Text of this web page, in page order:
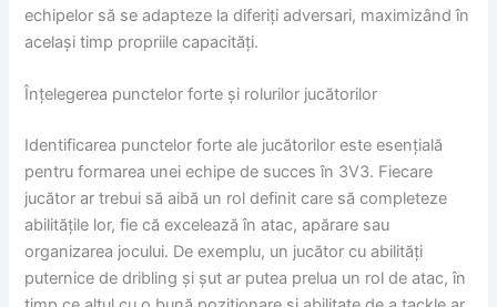
echipelor să se adapteze la diferiți adversari, maximizând în
același timp propriile capacități.
Înțelegerea punctelor forte și rolurilor jucătorilor
Identificarea punctelor forte ale jucătorilor este esențială
pentru formarea unei echipe de succes în 3V3. Fiecare
jucător ar trebui să aibă un rol definit care să completeze
abilitățile lor, fie că excelează în atac, apărare sau
organizarea jocului. De exemplu, un jucător cu abilități
puternice de dribling și șut ar putea prelua un rol de atac, în